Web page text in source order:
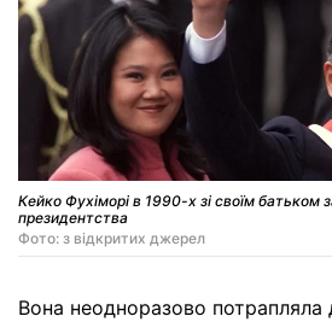
Кейко Фухіморі в 1990-х зі своїм батьком
президентства
Фото: з відкритих джерел
Вона неодноразово потрапляла